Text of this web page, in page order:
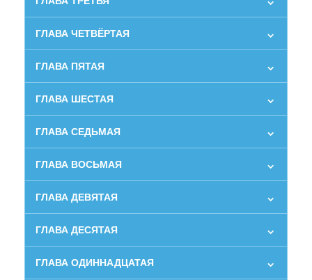
ГЛАВА ЧЕТВЁРТАЯ
ГЛАВА ПЯТАЯ
ГЛАВА ШЕСТАЯ
ГЛАВА СЕДЬМАЯ
ГЛАВА ВОСЬМАЯ
ГЛАВА ДЕВЯТАЯ
ГЛАВА ДЕСЯТАЯ
ГЛАВА ОДИННАДЦАТАЯ